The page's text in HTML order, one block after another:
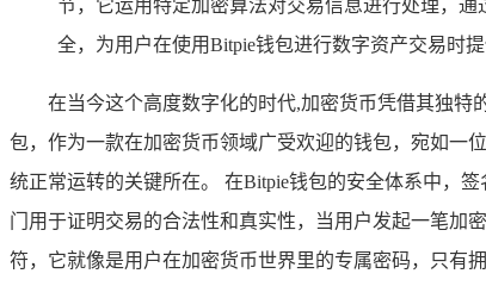
节，它运用特定加密算法对交易信息进行处理，
全，为用户在使用Bitpie钱包进行数字资产交易时提
在当今这个高度数字化的时代,加密货币凭借其独特
包，作为一款在加密货币领域广受欢迎的钱包，宛如一
统正常运转的关键所在。 在Bitpie钱包的安全体系中，
门用于证明交易的合法性和真实性，当用户发起一笔
符，它就像是用户在加密货币世界里的专属密码，只有